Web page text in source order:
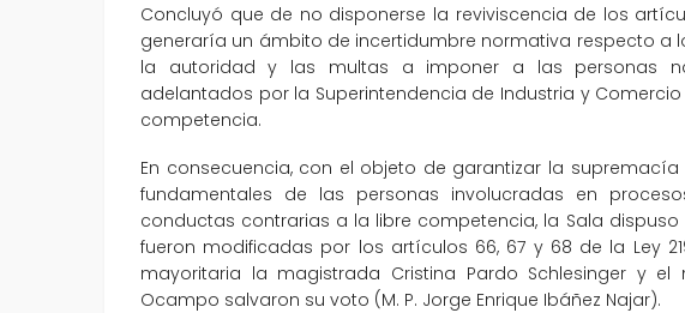
Concluyó que de no disponerse la reviviscencia de los
generaría un ámbito de incertidumbre normativa respecto a
la autoridad y las multas a imponer a las personas
adelantados por la Superintendencia de Industria y
competencia.
En consecuencia, con el objeto de garantizar la
fundamentales de las personas involucradas en
conductas contrarias a la libre competencia, la Sala
fueron modificadas por los artículos 66, 67 y 68 de la Ley
mayoritaria la magistrada Cristina Pardo Schlesinger y el
Ocampo salvaron su voto (M. P. Jorge Enrique Ibáñez Najar).